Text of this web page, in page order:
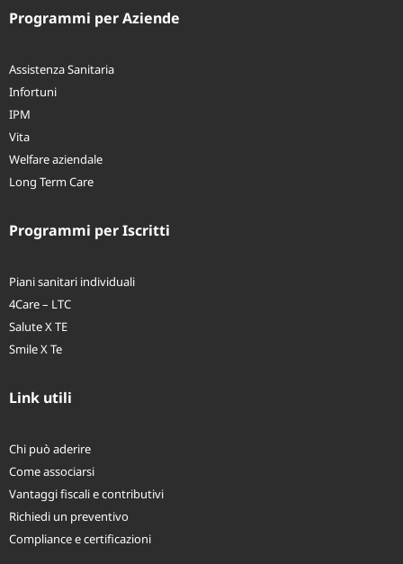
Assistenza Sanitaria
Infortuni
IPM
Vita
Welfare aziendale
Piani sanitari individuali
4Care – LTC
Salute X TE
Chi può aderire
Come associarsi
Vantaggi fiscali e contributivi
Richiedi un preventivo